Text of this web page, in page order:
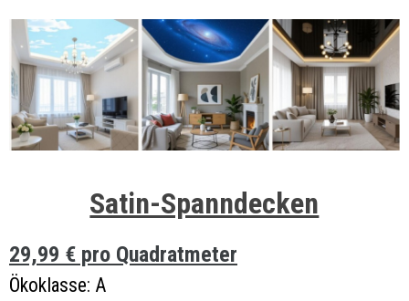
Satin-Spanndecken
29,99 € pro Quadratmeter
Ökoklasse: A